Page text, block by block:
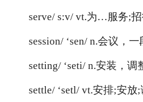
serve/ s:v/ vt.为…服务;
session/ ‘sen/ n.会议，
setting/ ‘seti/ n.安装，调
settle/ ‘setl/ vt.安排;安放